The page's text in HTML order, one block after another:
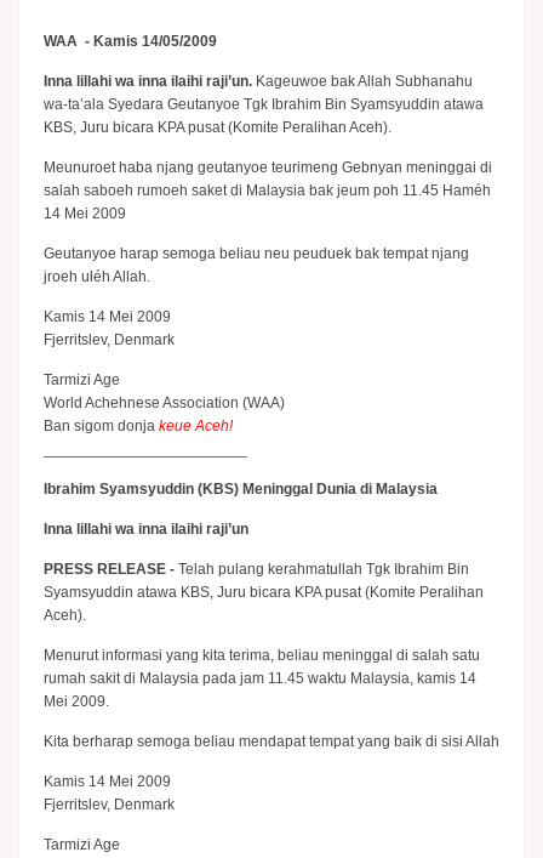
WAA - Kamis 14/05/2009
Inna lillahi wa inna ilaihi raji’un. Kageuwoe bak Allah Subhanahu
wa-ta’ala Syedara Geutanyoe Tgk Ibrahim Bin Syamsyuddin atawa
KBS, Juru bicara KPA pusat (Komite Peralihan Aceh).
Meunuroet haba njang geutanyoe teurimeng Gebnyan meninggai di
salah saboeh rumoeh saket di Malaysia bak jeum poh 11.45 Haméh
14 Mei 2009
Geutanyoe harap semoga beliau neu peuduek bak tempat njang
jroeh uléh Allah.
Kamis 14 Mei 2009
Fjerritslev, Denmark
Tarmizi Age
World Achehnese Association (WAA)
Ban sigom donja keue Aceh!
Ibrahim Syamsyuddin (KBS) Meninggal Dunia di Malaysia
Inna lillahi wa inna ilaihi raji’un
PRESS RELEASE - Telah pulang kerahmatullah Tgk Ibrahim Bin
Syamsyuddin atawa KBS, Juru bicara KPA pusat (Komite Peralihan
Aceh).
Menurut informasi yang kita terima, beliau meninggal di salah satu
rumah sakit di Malaysia pada jam 11.45 waktu Malaysia, kamis 14
Mei 2009.
Kita berharap semoga beliau mendapat tempat yang baik di sisi Allah
Kamis 14 Mei 2009
Fjerritslev, Denmark
Tarmizi Age